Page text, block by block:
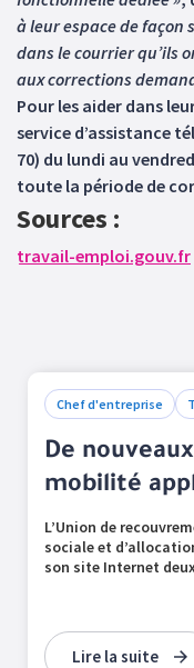
à leur espace de façon
dans le courrier qu’ils
aux corrections
Pour les aider dans
service d’assistance
70) du lundi au
toute la période de
Sources :
travail-emploi.gouv.fr
Chef d'entreprise
De
mobilité
L’Union de
sociale et
son site Internet
Lire la suite